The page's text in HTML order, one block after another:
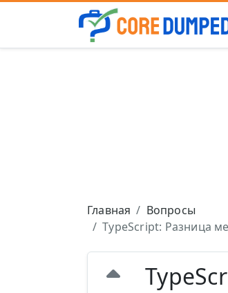
Главная
Вопросы
TypeScript: Разница